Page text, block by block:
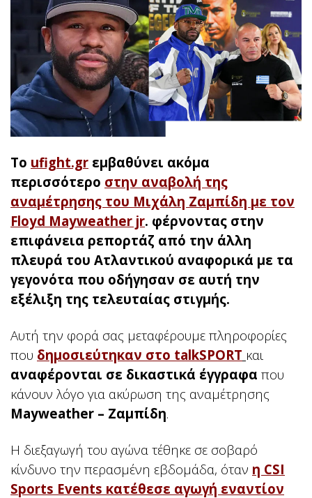
Το ufight.gr εμβαθύνει ακόμα
περισσότερο στην αναβολή της
αναμέτρησης του Μιχάλη Ζαμπίδη με τον
Floyd Mayweather jr. φέρνοντας στην
επιφάνεια ρεπορτάζ από την άλλη
πλευρά του Ατλαντικού αναφορικά με τα
γεγονότα που οδήγησαν σε αυτή την
εξέλιξη της τελευταίας στιγμής.
Αυτή την φορά σας μεταφέρουμε πληροφορίες
που δημοσιεύτηκαν στο talkSPORT και
αναφέρονται σε δικαστικά έγγραφα που
κάνουν λόγο για ακύρωση της αναμέτρησης
Mayweather – Ζαμπίδη.
Η διεξαγωγή του αγώνα τέθηκε σε σοβαρό
κίνδυνο την περασμένη εβδομάδα, όταν η CSI
Sports Events κατέθεσε αγωγή εναντίον